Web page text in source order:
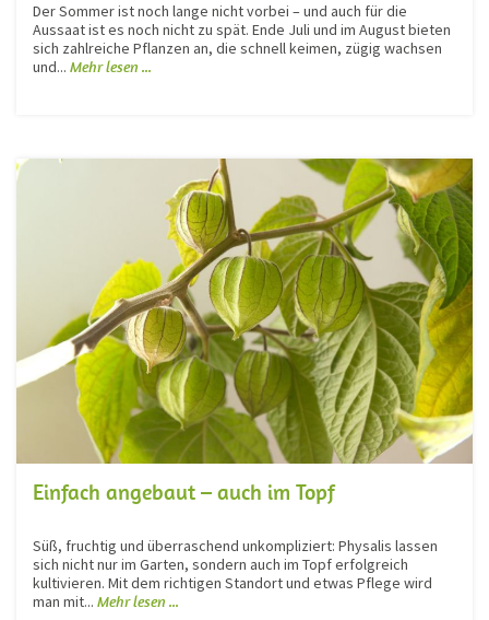
Der Sommer ist noch lange nicht vorbei – und auch für die
Aussaat ist es noch nicht zu spät. Ende Juli und im August bieten
sich zahlreiche Pflanzen an, die schnell keimen, zügig wachsen
und... Mehr lesen ...
Einfach angebaut – auch im Topf
Süß, fruchtig und überraschend unkompliziert: Physalis lassen
sich nicht nur im Garten, sondern auch im Topf erfolgreich
kultivieren. Mit dem richtigen Standort und etwas Pflege wird
man mit... Mehr lesen ...